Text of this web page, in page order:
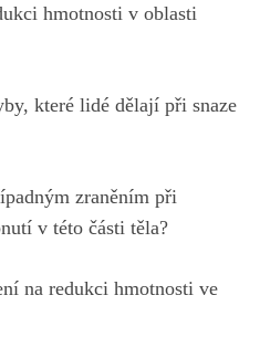
hmotnosti v⁣ oblasti
​které lidé dělají při⁢ snaze
zraněním⁤ při⁢
v této části těla?
na redukci hmotnosti ve